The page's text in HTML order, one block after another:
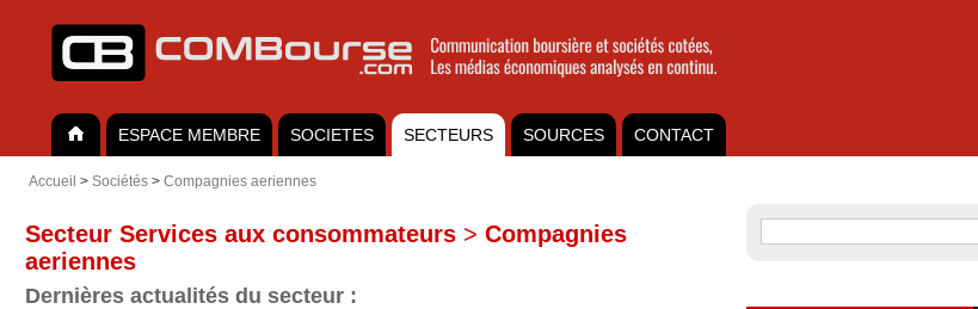
ESPACE MEMBRE SOCIETES SECTEURS SOURCES CONTACT
Accueil > Sociétés > Compagnies aeriennes
Secteur Services aux consommateurs > Compagnies
aeriennes
Dernières actualités du secteur :